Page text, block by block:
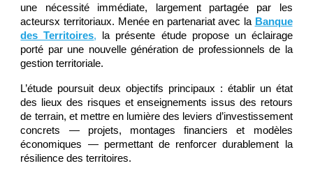
une nécessité immédiate, largement partagée par les
acteursx territoriaux. Menée en partenariat avec la Banque
des Territoires, la présente étude propose un éclairage
porté par une nouvelle génération de professionnels de la
gestion territoriale.
L’étude poursuit deux objectifs principaux : établir un état
des lieux des risques et enseignements issus des retours
de terrain, et mettre en lumière des leviers d’investissement
concrets — projets, montages financiers et modèles
économiques — permettant de renforcer durablement la
résilience des territoires.